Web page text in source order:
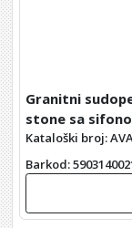
Granitni
stone sa
Kataloški broj:
Barkod: